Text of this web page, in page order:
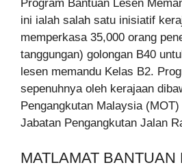
Program Bantuan Lesen
ini ialah salah satu inisiatif
memperkasa 35,000 orang
tanggungan) golongan B40
lesen memandu Kelas B2.
sepenuhnya oleh kerajaan
Pengangkutan Malaysia
Jabatan Pengangkutan Jalan
MATLAMAT BANTUAN